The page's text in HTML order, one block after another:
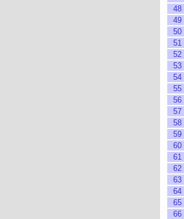
48
49
50
51
52
53
54
55
56
57
58
59
60
61
62
63
64
65
66